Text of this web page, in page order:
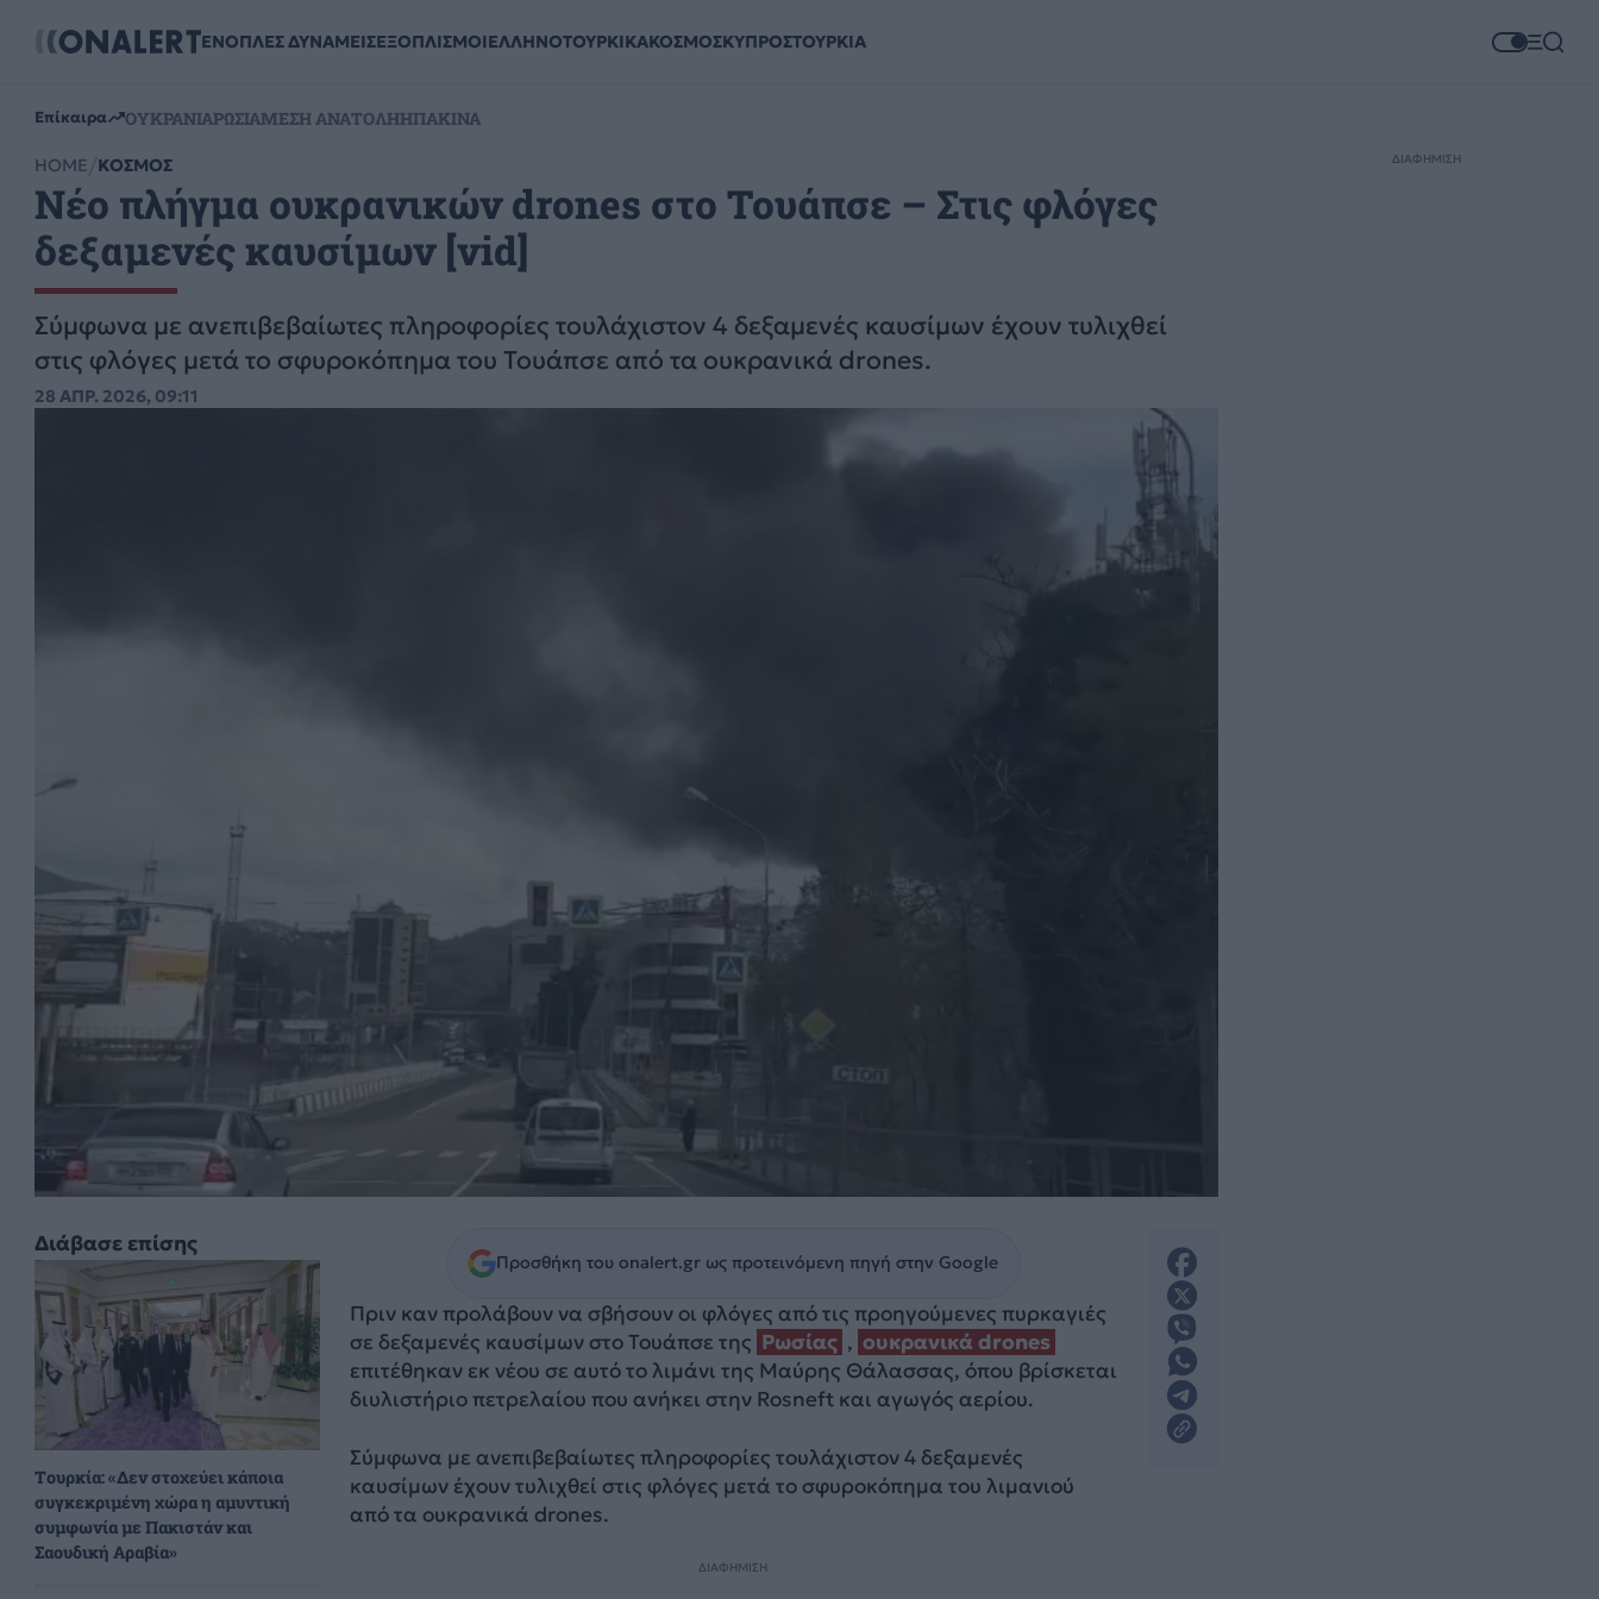
ΕΝΟΠΛΕΣ ΔΥΝΑΜΕΙΣΕΞΟΠΛΙΣΜΟΙΕΛΛΗΝΟΤΟΥΡΚΙΚΑΚΟΣΜΟΣΚΥΠΡΟΣΤΟΥΡΚΙΑ
Επίκαιρα ΟΥΚΡΑΝΙΑΡΩΣΙΑΜΕΣΗ ΑΝΑΤΟΛΗΗΠΑΚΙΝΑ
HOME ΚΟΣΜΟΣ
Νέο πλήγμα ουκρανικών drones στο Τουάπσε – Στις φλόγες
δεξαμενές καυσίμων [vid]
Σύμφωνα με ανεπιβεβαίωτες πληροφορίες τουλάχιστον 4 δεξαμενές καυσίμων έχουν τυλιχθεί
στις φλόγες μετά το σφυροκόπημα του Τουάπσε από τα ουκρανικά drones.
28 ΑΠΡ. 2026, 09:11
Διάβασε επίσης
Τουρκία: «Δεν στοχεύει κάποια
συγκεκριμένη χώρα η αμυντική
συμφωνία με Πακιστάν και
Σαουδική Αραβία»
Προσθήκη του onalert.gr ως προτεινόμενη πηγή στην Google
Πριν καν προλάβουν να σβήσουν οι φλόγες από τις προηγούμενες πυρκαγιές
σε δεξαμενές καυσίμων στο Τουάπσε της Ρωσίας , ουκρανικά drones
επιτέθηκαν εκ νέου σε αυτό το λιμάνι της Μαύρης Θάλασσας, όπου βρίσκεται
διυλιστήριο πετρελαίου που ανήκει στην Rosneft και αγωγός αερίου.
Σύμφωνα με ανεπιβεβαίωτες πληροφορίες τουλάχιστον 4 δεξαμενές
καυσίμων έχουν τυλιχθεί στις φλόγες μετά το σφυροκόπημα του λιμανιού
από τα ουκρανικά drones.
ΔΙΑΦΗΜΙΣΗ
ΔΙΑΦΗΜΙΣΗ